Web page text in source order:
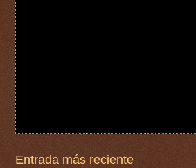
Entrada más reciente